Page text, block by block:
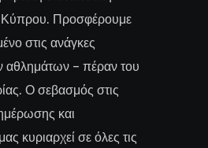
Κύπρου. Προσφέρουμε
στις ανάγκες
– πέραν του
Ο σεβασμός στις
και
κυριαρχεί σε όλες τις